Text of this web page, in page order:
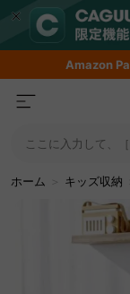
Amazon
ここに入力して、
ホーム キッズ収納